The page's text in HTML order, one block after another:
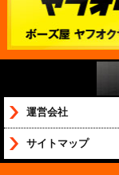
運営会社
サイトマップ